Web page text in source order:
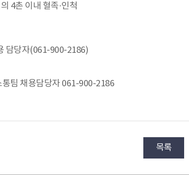
4촌 이내 혈족·인척
담당자(061-900-2186)
팀 채용담당자 061-900-2186
목록